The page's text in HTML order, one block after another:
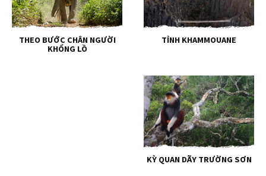
THEO BƯỚC CHÂN NGƯỜI
KHỔNG LỒ
TỈNH KHAMMOUANE
KỲ QUAN DÃY TRƯỜNG SƠN